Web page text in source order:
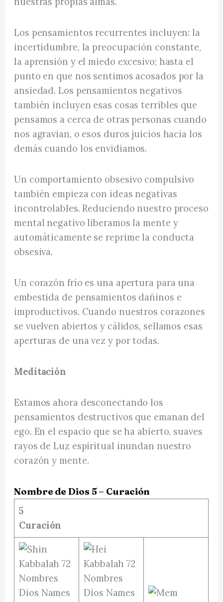
Los pensamientos recurrentes incluyen: la
incertidumbre, la preocupación constante,
la aprensión y el miedo excesivo; hasta el
punto en que nos sentimos acosados por la
ansiedad. Los pensamientos negativos
también incluyen esas cosas terribles que
pensamos a cerca de otras personas cuando
nos agravian, o esos duros juicios hacia los
demás cuando los envidiamos.
Un comportamiento obsesivo compulsivo
también empieza con ideas negativas
incontrolables. Reduciendo nuestro proceso
mental negativo liberamos la mente y
automáticamente se reprime la conducta
obsesiva.
Un corazón frío es una apertura para una
embestida de pensamientos dañinos e
improductivos. Cuando nuestros corazones
se vuelven abiertos y cálidos, sellamos esas
aperturas de una vez y por todas.
Meditación
Estamos ahora desconectando los
pensamientos destructivos que emanan del
ego. En el espacio que se ha abierto, suaves
rayos de Luz espiritual inundan nuestro
corazón y mente.
Nombre de Dios 5 – Curación
5
Curación